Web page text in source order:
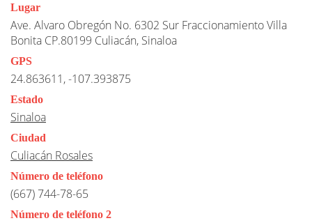
Lugar
Ave. Alvaro Obregón No. 6302 Sur Fraccionamiento Villa
Bonita CP.80199 Culiacán, Sinaloa
GPS
24.863611, -107.393875
Estado
Sinaloa
Ciudad
Culiacán Rosales
Número de teléfono
(667) 744-78-65
Número de teléfono 2